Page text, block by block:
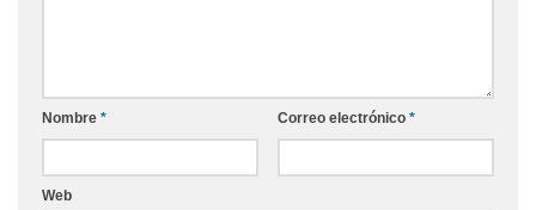
Nombre * Correo electrónico *
Web